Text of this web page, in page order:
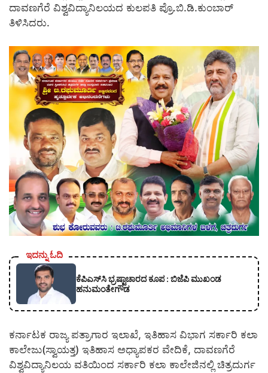
ದಾವಣಗೆರೆ ವಿಶ್ವವಿದ್ಯಾನಿಲಯದ ಕುಲಪತಿ ಪ್ರೊ.ಬಿ.ಡಿ.ಕುಂಬಾರ್
ತಿಳಿಸಿದರು.
ಇದನ್ನು ಓದಿ
ಕೆಪಿಎಸ್‍ಸಿ ಭ್ರಷ್ಟಾಚಾರದ ಕೂಪ : ಬಿಜೆಪಿ ಮುಖಂಡ
ಹನುಮಂತೇಗೌಡ
ಕರ್ನಾಟಕ ರಾಜ್ಯ ಪತ್ರಾಗಾರ ಇಲಾಖೆ, ಇತಿಹಾಸ ವಿಭಾಗ ಸರ್ಕಾರಿ ಕಲಾ
ಕಾಲೇಜು(ಸ್ವಾಯತ್ತ) ಇತಿಹಾಸ ಅಧ್ಯಾಪಕರ ವೇದಿಕೆ, ದಾವಣಗೆರೆ
ವಿಶ್ವವಿದ್ಯಾನಿಲಯ ವತಿಯಿಂದ ಸರ್ಕಾರಿ ಕಲಾ ಕಾಲೇಜಿನಲ್ಲಿ ಚಿತ್ರದುರ್ಗ